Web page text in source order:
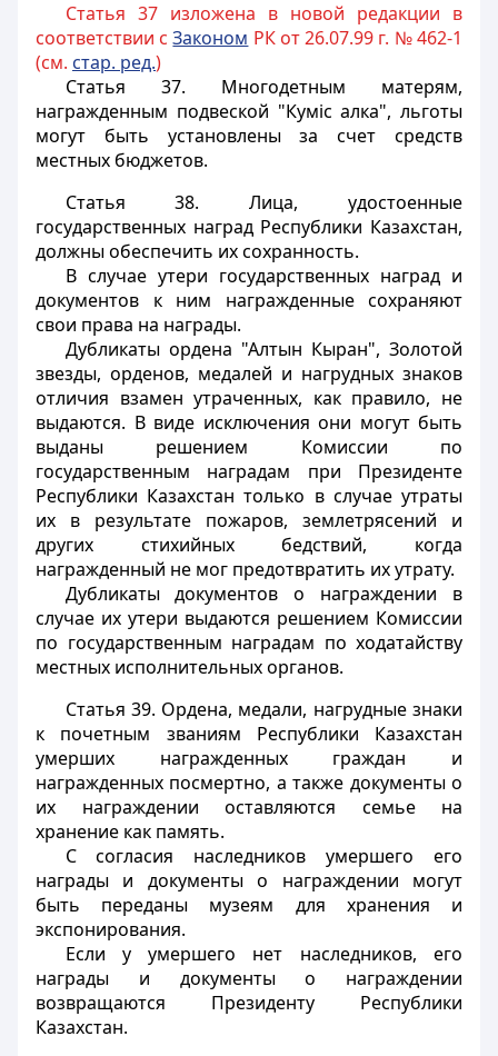
Статья 37 изложена в новой редакции в
соответствии сЗаконом РК от 26.07.99 г. № 462-1
(см. стар. ред.)
Статья 37. Многодетным матерям,
награжденным подвеской "Кумiс алка", льготы
могут быть установлены за счет средств
местных бюджетов.
Статья 38. Лица, удостоенные
государственных наград Республики Казахстан,
должны обеспечить их сохранность.
В случае утери государственных наград и
документов к ним награжденные сохраняют
свои права на награды.
Дубликаты ордена "Алтын Кыран", Золотой
звезды, орденов, медалей и нагрудных знаков
отличия взамен утраченных, как правило, не
выдаются. В виде исключения они могут быть
выданы решением Комиссии по
государственным наградам при Президенте
Республики Казахстан только в случае утраты
их в результате пожаров, землетрясений и
других стихийных бедствий, когда
награжденный не мог предотвратить их утрату.
Дубликаты документов о награждении в
случае их утери выдаются решением Комиссии
по государственным наградам по ходатайству
местных исполнительных органов.
Статья 39. Ордена, медали, нагрудные знаки
к почетным званиям Республики Казахстан
умерших награжденных граждан и
награжденных посмертно, а также документы о
их награждении оставляются семье на
хранение как память.
С согласия наследников умершего его
награды и документы о награждении могут
быть переданы музеям для хранения и
экспонирования.
Если у умершего нет наследников, его
награды и документы о награждении
возвращаются Президенту Республики
Казахстан.